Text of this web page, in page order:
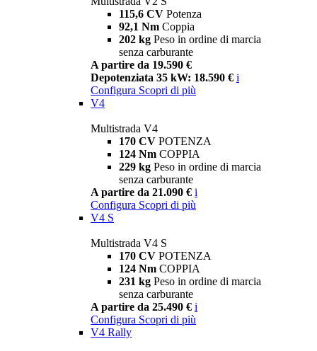
115,6 CV Potenza
92,1 Nm Coppia
202 kg Peso in ordine di marcia
senza carburante
A partire da 19.590 €
Depotenziata 35 kW: 18.590 € i
Configura Scopri di più
V4
Multistrada V4
170 CV POTENZA
124 Nm COPPIA
229 kg Peso in ordine di marcia
senza carburante
A partire da 21.090 € i
Configura Scopri di più
V4 S
Multistrada V4 S
170 CV POTENZA
124 Nm COPPIA
231 kg Peso in ordine di marcia
senza carburante
A partire da 25.490 € i
Configura Scopri di più
V4 Rally